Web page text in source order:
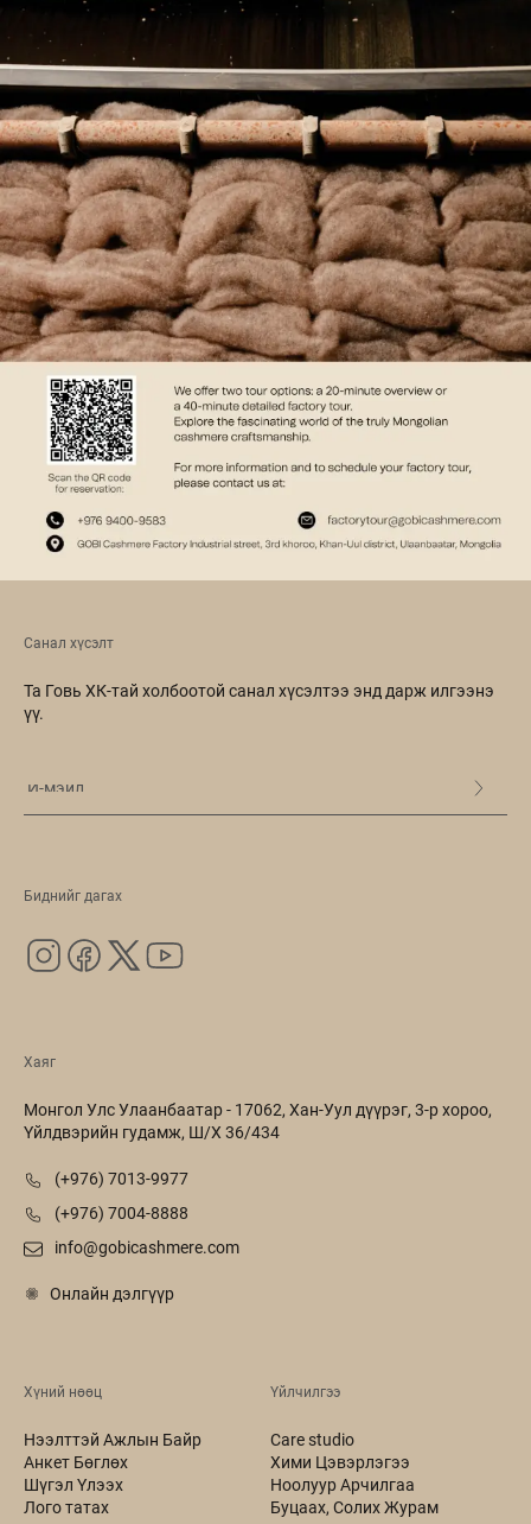
Хаяг
Монгол Улс Улаанбаатар - 17062, Хан-Уул дүүрэг, 3-р хороо,
Үйлдвэрийн гудамж, Ш/Х 36/434
(+976) 7013-9977
(+976) 7004-8888
info@gobicashmere.com
Онлайн дэлгүүр
Хүний нөөц
Нээлттэй Ажлын Байр
Анкет Бөглөх
Шүгэл Үлээх
Лого татах
Үйлчилгээ
Care studio
Хими Цэвэрлэгээ
Ноолуур Арчилгаа
Буцаах, Солих Журам
Санал хүсэлт
Та Говь ХК-тай холбоотой санал хүсэлтээ энд дарж илгээнэ
үү.
Биднийг дагах